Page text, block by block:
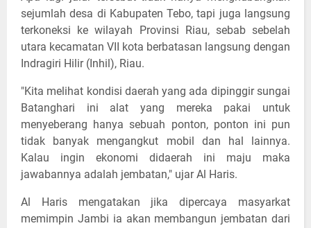
sejumlah desa di Kabupaten Tebo, tapi juga langsung
terkoneksi ke wilayah Provinsi Riau, sebab sebelah
utara kecamatan VII kota berbatasan langsung dengan
Indragiri Hilir (Inhil), Riau.
"Kita melihat kondisi daerah yang ada dipinggir sungai
Batanghari ini alat yang mereka pakai untuk
menyeberang hanya sebuah ponton, ponton ini pun
tidak banyak mengangkut mobil dan hal lainnya.
Kalau ingin ekonomi didaerah ini maju maka
jawabannya adalah jembatan," ujar Al Haris.
Al Haris mengatakan jika dipercaya masyarkat
memimpin Jambi ia akan membangun jembatan dari